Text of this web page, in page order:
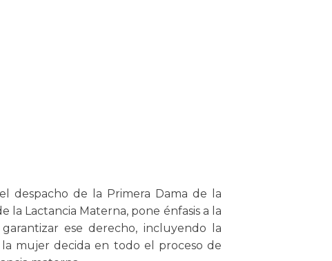
despacho de la Primera Dama de la
la Lactancia Materna, pone énfasis a la
ese derecho, incluyendo la
mujer decida en todo el proceso de